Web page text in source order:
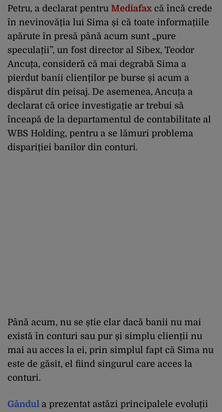
Petru, a declarat pentru Mediafax că încă crede
în nevinovăția lui Sima și că toate informațiile
apărute în presă până acum sunt „pure
speculații”, un fost director al Sibex, Teodor
Ancuța, consideră că mai degrabă Sima a
pierdut banii clienților pe burse și acum a
dispărut din peisaj. De asemenea, Ancuța a
declarat că orice investigație ar trebui să
înceapă de la departamentul de contabilitate al
WBS Holding, pentru a se lămuri problema
dispariției banilor din conturi.
Până acum, nu se știe clar dacă banii nu mai
există în conturi sau pur și simplu clienții nu
mai au acces la ei, prin simplul fapt că Sima nu
este de găsit, el fiind singurul care acces la
conturi.
Gândul a prezentat astăzi principalele evoluții